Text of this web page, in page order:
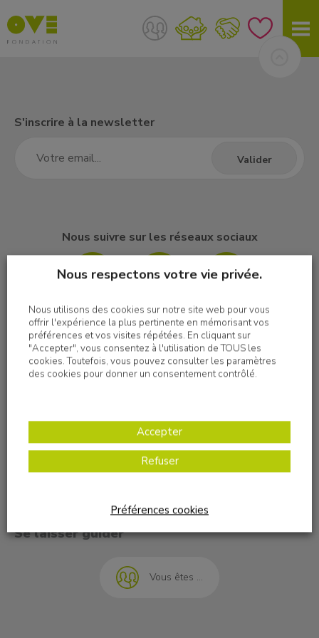
S'inscrire à la newsletter
Nous suivre sur les réseaux sociaux
Nous contacter
19 rue Marius Grosso
69120 Vaulx-en-Velin
Tél. 04 72 07 42 00
Se laisser guider
Vous êtes ...
Nous respectons votre vie privée.
Nous utilisons des cookies sur notre site web pour vous
offrir l'expérience la plus pertinente en mémorisant vos
préférences et vos visites répétées. En cliquant sur
"Accepter", vous consentez à l'utilisation de TOUS les
cookies. Toutefois, vous pouvez consulter les paramètres
des cookies pour donner un consentement contrôlé.
Accepter
Refuser
Préférences cookies